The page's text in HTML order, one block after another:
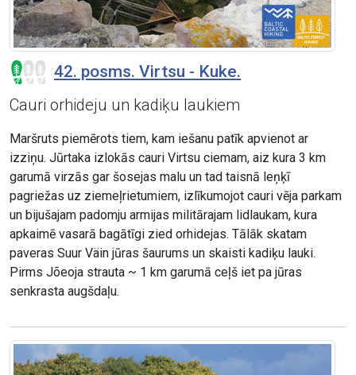
42. posms. Virtsu - Kuke.
Cauri orhideju un kadiķu laukiem
Maršruts piemērots tiem, kam iešanu patīk apvienot ar
izziņu. Jūrtaka izlokās cauri Virtsu ciemam, aiz kura 3 km
garumā virzās gar šosejas malu un tad taisnā leņķī
pagriežas uz ziemeļrietumiem, izlīkumojot cauri vēja parkam
un bijušajam padomju armijas militārajam lidlaukam, kura
apkaimē vasarā bagātīgi zied orhidejas. Tālāk skatam
paveras Suur Väin jūras šaurums un skaisti kadiķu lauki.
Pirms Jõeoja strauta ~ 1 km garumā ceļš iet pa jūras
senkrasta augšdaļu.